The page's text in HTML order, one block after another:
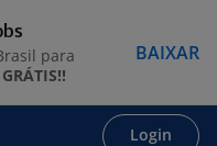
Login
para
GRÁTIS!!
BAIXAR